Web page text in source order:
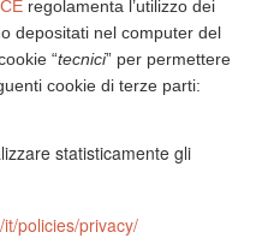
regolamenta l’utilizzo dei
depositati nel computer del
“tecnici” per permettere
cookie di terze parti:
statisticamente gli
policies/privacy/